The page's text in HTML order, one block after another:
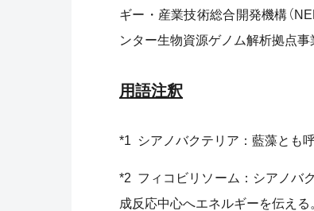
ギー・産業技術総合開発機構（
ンター生物資源ゲノム解析拠点
用語注釈
*1 シアノバクテリア：藍藻とも
*2 フィコビリソーム：シアノバ
成反応中心へエネルギーを伝え